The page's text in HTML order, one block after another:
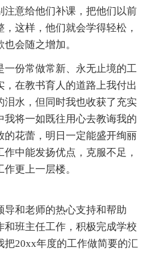
注意给他们补课，把他们以前
这样，他们就会学得轻松，
会随之增加。
一份常做常新、永无止境的工
在教书育人的道路上我付出
泪水，但同时我也收获了充实
我将一如既往用心去教诲我的
花蕾，明日一定能盛开绚丽
中能发扬优点，克服不足，
更上一层楼。
导和老师的热心支持和帮助
和班主任工作，积极完成学校
把20xx年度的工作做简要的汇